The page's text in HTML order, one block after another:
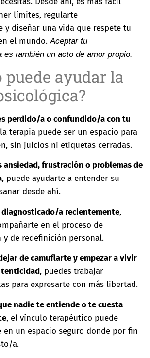
límites, regularte
y diseñar una vida que respete tu
el mundo.Aceptar tu
es también un acto de amor propio.
puede ayudar la
perdido/a o confundido/a con tu
terapia puede ser un espacio para
sin juicios ni etiquetas cerradas.
ansiedad, frustración o problemas de
, puede ayudarte a entender su
desde ahí.
diagnosticado/a recientemente,
en el proceso de
y de redefinición personal.
de camuflarte y empezar a vivir
, puedes trabajar
para expresarte con más libertad.
nadie te entiende o te cuesta
, el vínculo terapéutico puede
en un espacio seguro donde por fin
a.